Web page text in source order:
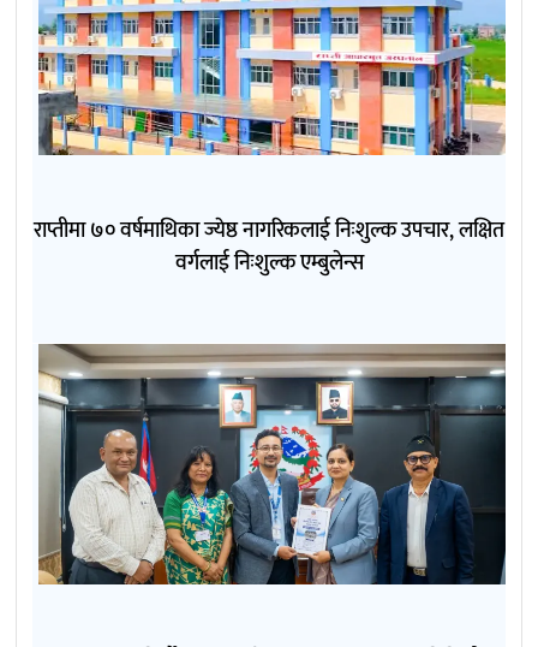
राप्तीमा ७० वर्षमाथिका ज्येष्ठ नागरिकलाई निःशुल्क उपचार, लक्षित
वर्गलाई निःशुल्क एम्बुलेन्स